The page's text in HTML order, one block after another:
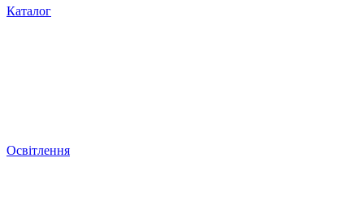
Каталог
Освітлення